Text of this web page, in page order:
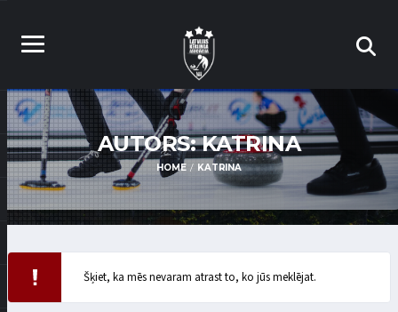
AUTORS:KATRINA
HOME KATRINA
Šķiet, ka mēs nevaram atrast to, ko jūs meklējat.